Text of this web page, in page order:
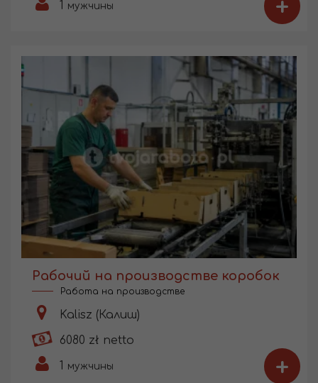
мужчины +
Рабочий на производстве коробок
Работа на производстве
Kalisz (Калиш)
6080 zł netto
1 мужчины +